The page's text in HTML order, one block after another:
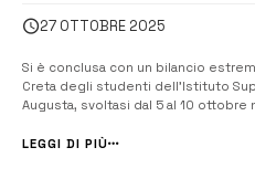
27 OTTOBRE 2025
Si è conclusa con un bilancio
Creta degli studenti dell’Istituto
Augusta, svoltasi dal 5 al 10 ottobre
L’iniziativa, che coinvolge quattro
LEGGI DI PIÙ